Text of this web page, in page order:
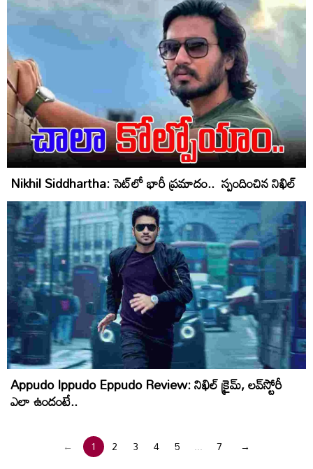
Nikhil Siddhartha: సెట్‌లో భారీ ప్రమాదం.. స్పందించిన నిఖిల్‌
Appudo Ippudo Eppudo Review: నిఖిల్‌ క్రైమ్‌, లవ్‌స్టోరీ
ఎలా ఉందంటే..
← 1 2 3 4 5 ... 7 →